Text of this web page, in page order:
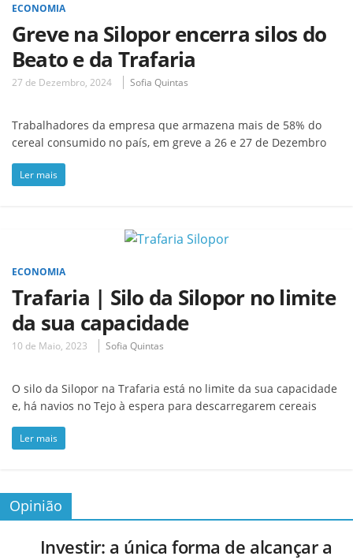
ECONOMIA
Greve na Silopor encerra silos do
Beato e da Trafaria
27 de Dezembro, 2024 Sofia Quintas
Trabalhadores da empresa que armazena mais de 58% do
cereal consumido no país, em greve a 26 e 27 de Dezembro
Ler mais
ECONOMIA
Trafaria | Silo da Silopor no limite
da sua capacidade
10 de Maio, 2023 Sofia Quintas
O silo da Silopor na Trafaria está no limite da sua capacidade
e, há navios no Tejo à espera para descarregarem cereais
Ler mais
Opinião
Investir: a única forma de alcançar a